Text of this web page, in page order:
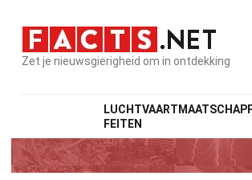
Zet je nieuwsgierigheid om in ontdekking
FEITEN